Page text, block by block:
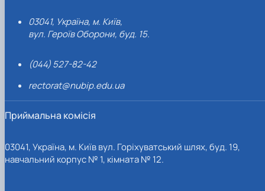
03041, Україна, м. Київ,
вул. Героїв Оборони, буд. 15.
(044) 527-82-42
rectorat@nubip.edu.ua
Приймальна комісія
03041, Україна, м. Київ вул. Горіхуватський шлях, буд. 19,
навчальний корпус № 1, кімната № 12.